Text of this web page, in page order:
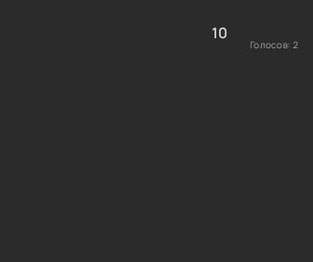
10
Голосов: 2